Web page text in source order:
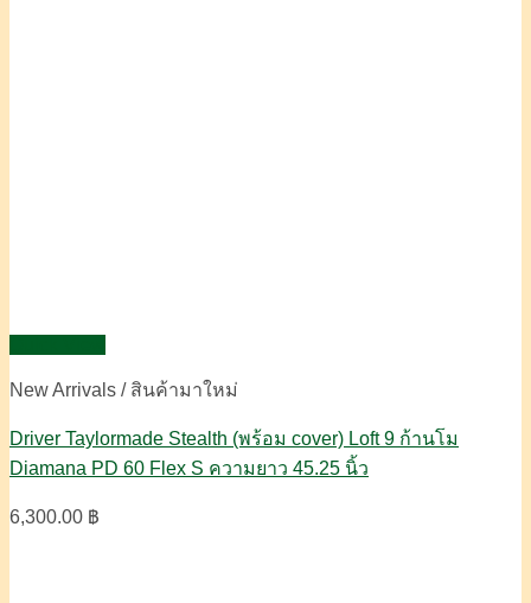
New Arrivals / สินค้ามาใหม่
Driver Taylormade Stealth (พร้อม cover) Loft 9 ก้านโม
Diamana PD 60 Flex S ความยาว 45.25 นิ้ว
6,300.00 ฿